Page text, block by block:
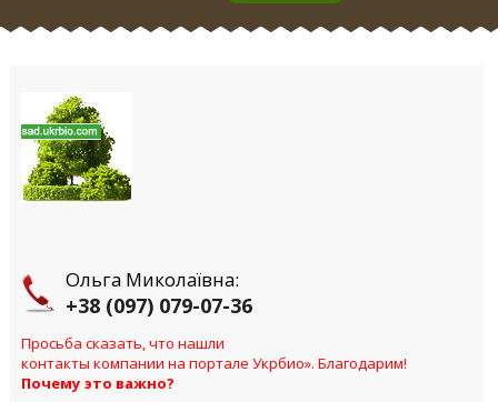
Ольга Миколаївна:
+38 (097) 079-07-36
Просьба сказать, что нашли
контакты компании на портале Укрбио». Благодарим!
Почему это важно?